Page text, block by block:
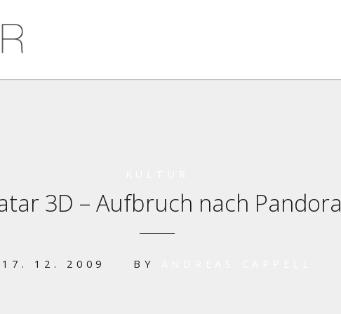
3D – Aufbruch nach Pandora
17. 12. 2009 BY